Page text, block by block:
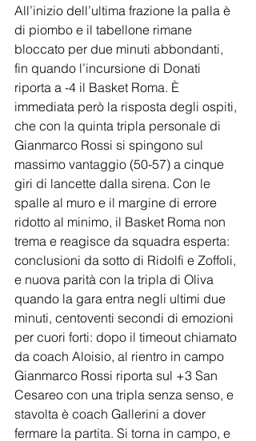
All’inizio dell’ultima frazione la palla è
di piombo e il tabellone rimane
bloccato per due minuti abbondanti,
fin quando l’incursione di Donati
riporta a -4 il Basket Roma. È
immediata però la risposta degli ospiti,
che con la quinta tripla personale di
Gianmarco Rossi si spingono sul
massimo vantaggio (50-57) a cinque
giri di lancette dalla sirena. Con le
spalle al muro e il margine di errore
ridotto al minimo, il Basket Roma non
trema e reagisce da squadra esperta:
conclusioni da sotto di Ridolfi e Zoffoli,
e nuova parità con la tripla di Oliva
quando la gara entra negli ultimi due
minuti, centoventi secondi di emozioni
per cuori forti: dopo il timeout chiamato
da coach Aloisio, al rientro in campo
Gianmarco Rossi riporta sul +3 San
Cesareo con una tripla senza senso, e
stavolta è coach Gallerini a dover
fermare la partita. Si torna in campo, e